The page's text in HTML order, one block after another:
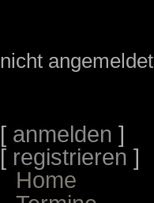
nicht angemeldet
[ anmelden ]
[ registrieren ]
Home